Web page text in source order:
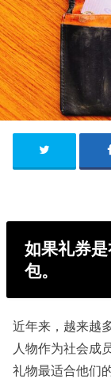
如果礼券
包。
近年来，越来越
人物作为社会成
礼物最适合他们